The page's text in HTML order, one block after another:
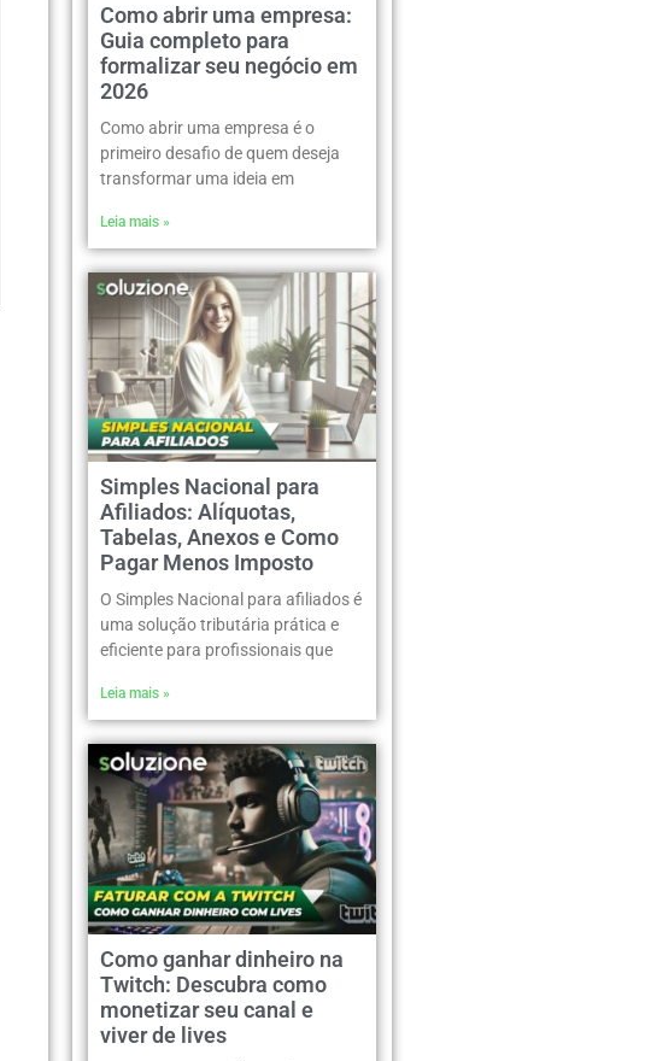
Como abrir uma empresa:
Guia completo para
formalizar seu negócio em
2026
Como abrir uma empresa é o
primeiro desafio de quem deseja
transformar uma ideia em
Leia mais »
Simples Nacional para
Afiliados: Alíquotas,
Tabelas, Anexos e Como
Pagar Menos Imposto
O Simples Nacional para afiliados é
uma solução tributária prática e
eficiente para profissionais que
Leia mais »
Como ganhar dinheiro na
Twitch: Descubra como
monetizar seu canal e
viver de lives